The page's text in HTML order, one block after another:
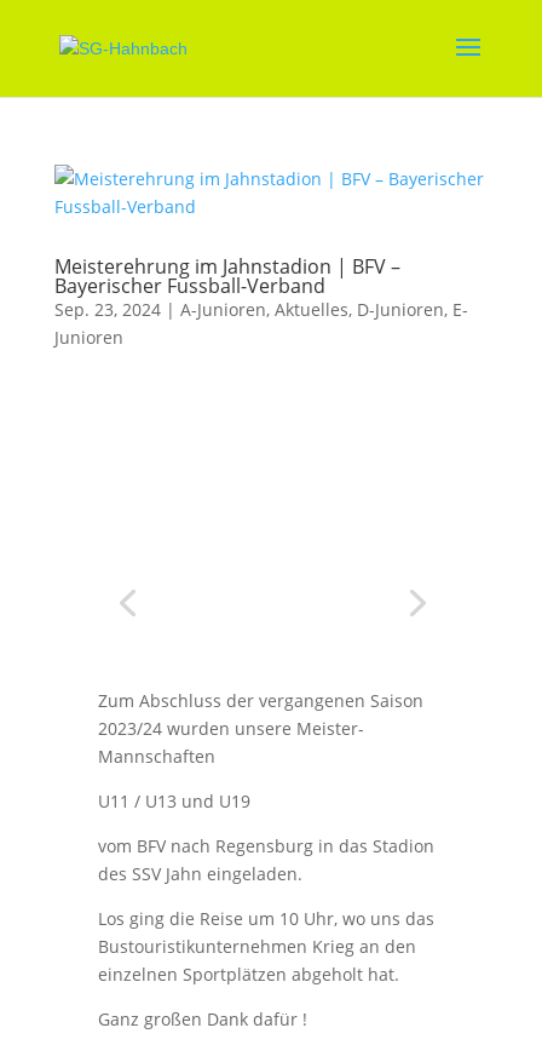
Meisterehrung im Jahnstadion | BFV –
Bayerischer Fussball-Verband
Sep. 23, 2024| A-Junioren, Aktuelles, D-Junioren, E-
Junioren
Zum Abschluss der vergangenen Saison
2023/24 wurden unsere Meister-
Mannschaften
U11 / U13 und U19
vom BFV nach Regensburg in das Stadion
des SSV Jahn eingeladen.
Los ging die Reise um 10 Uhr, wo uns das
Bustouristikunternehmen Krieg an den
einzelnen Sportplätzen abgeholt hat.
Ganz großen Dank dafür !